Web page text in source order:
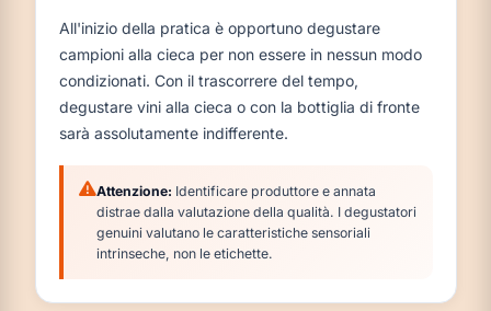
All'inizio della pratica è opportuno degustare
campioni alla cieca per non essere in nessun modo
condizionati. Con il trascorrere del tempo,
degustare vini alla cieca o con la bottiglia di fronte
sarà assolutamente indifferente.
Attenzione: Identificare produttore e annata
distrae dalla valutazione della qualità. I degustatori
genuini valutano le caratteristiche sensoriali
intrinseche, non le etichette.